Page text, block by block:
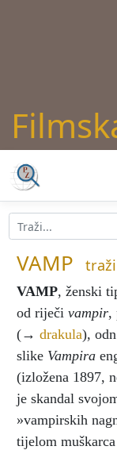
VAMP
VAMP, ženski
od riječi vampir,
(→ drakula),
slike Vampira
(izložena 1897,
je skandal
»vampirskih
tijelom